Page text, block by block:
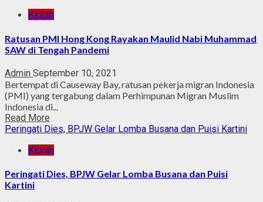
Kiprah
Ratusan PMI Hong Kong Rayakan Maulid Nabi Muhammad
SAW di Tengah Pandemi
Admin September 10, 2021
Bertempat di Causeway Bay, ratusan pekerja migran Indonesia
(PMI) yang tergabung dalam Perhimpunan Migran Muslim
Indonesia di...
Read More
Peringati Dies, BPJW Gelar Lomba Busana dan Puisi Kartini
Kiprah
Peringati Dies, BPJW Gelar Lomba Busana dan Puisi
Kartini